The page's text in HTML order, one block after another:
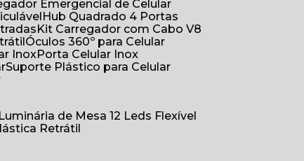
Emergencial de Celular
Hub Quadrado 4 Portas
Kit Carregador com Cabo V8
Óculos 360º para Celular
Inox
Porta Celular Inox
Suporte Plástico para Celular
Luminária de Mesa 12 Leds Flexível
Retrátil